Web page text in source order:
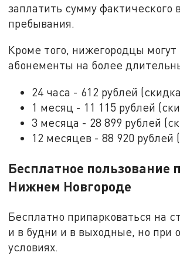
заплатить сумму фактического
пребывания.
Кроме того, нижегородцы могут
абонементы на более
24 часа - 612 рублей
1 месяц - 11 115 рублей
3 месяца - 28 899 рублей
12 месяцев - 88 920 рублей
Бесплатное пользование
Нижнем Новгороде
Бесплатно припарковаться на
и в будни и в выходные, но при
условиях.